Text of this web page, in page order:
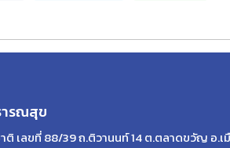
ารณสุข
เลขที่ 88/39 ถ.ติวานนท์ 14 ต.ตลาดขวัญ อ.เ